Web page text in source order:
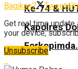
Ke-74 &
Kapolres
Forkopimda.
Bagikan7 Tweet4
Get real time
your device,
Unsubscribe